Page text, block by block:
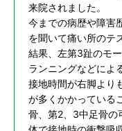
来院されました。
今までの病歴や障害
を聞いて痛い所のテ
結果、左第3趾のモ
ランニングなどによ
接地時間が右脚より
が多くかかっている
骨、第2、3中足骨の